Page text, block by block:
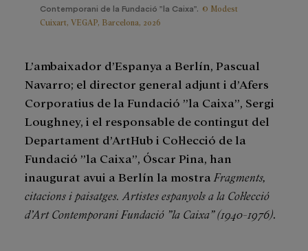
Contemporani de la Fundació ”la Caixa”. © Modest
Cuixart, VEGAP, Barcelona, 2026
L’ambaixador d’Espanya a Berlín, Pascual
Navarro; el director general adjunt i d’Afers
Corporatius de la Fundació ”la Caixa”, Sergi
Loughney, i el responsable de contingut del
Departament d’ArtHub i Col·lecció de la
Fundació ”la Caixa”, Óscar Pina, han
inaugurat avui a Berlín la mostra Fragments,
citacions i paisatges. Artistes espanyols a la Col·lecció
d’Art Contemporani Fundació ”la Caixa” (1940-1976)